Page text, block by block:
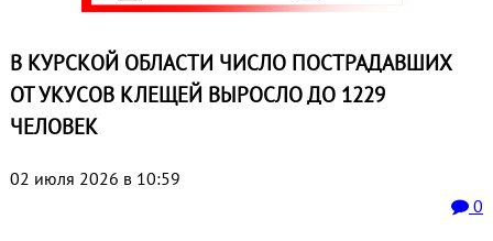
В КУРСКОЙ ОБЛАСТИ ЧИСЛО ПОСТРАДАВШИХ
ОТ УКУСОВ КЛЕЩЕЙ ВЫРОСЛО ДО 1229
ЧЕЛОВЕК
02 июля 2026 в 10:59
0